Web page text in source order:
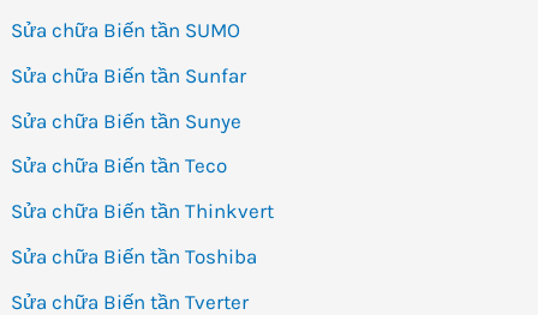
Sửa chữa Biến tần SUMO
Sửa chữa Biến tần Sunfar
Sửa chữa Biến tần Sunye
Sửa chữa Biến tần Teco
Sửa chữa Biến tần Thinkvert
Sửa chữa Biến tần Toshiba
Sửa chữa Biến tần Tverter